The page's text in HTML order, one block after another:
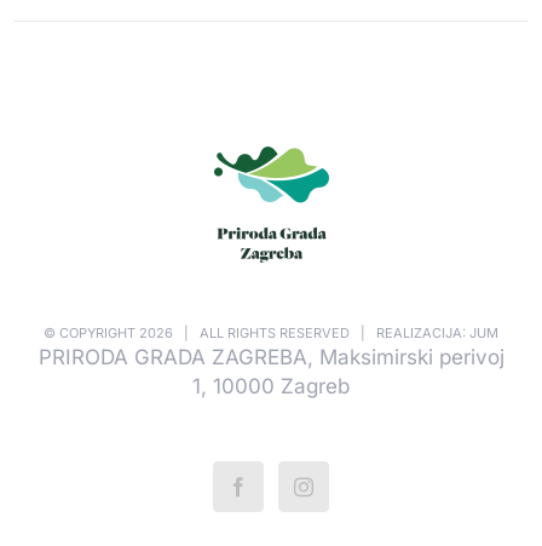
© COPYRIGHT 2026 | ALL RIGHTS RESERVED | REALIZACIJA: JUM
PRIRODA GRADA ZAGREBA, Maksimirski perivoj
1, 10000 Zagreb